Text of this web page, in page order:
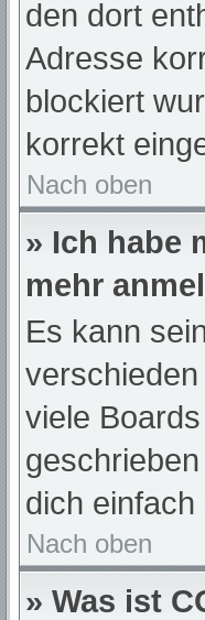
den dort
Adresse
blockiert
korrekt
Nach oben
» Ich habe
mehr
Es kann
viele
dich
Nach oben
» Was ist